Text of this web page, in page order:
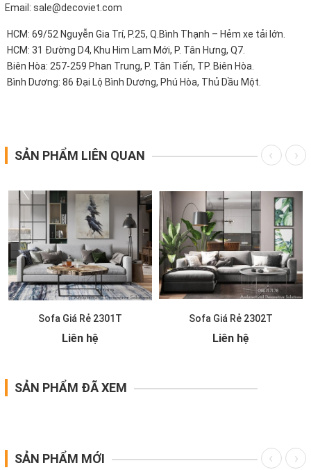
Email: sale@decoviet.com
HCM: 69/52 Nguyễn Gia Trí, P.25, Q.Bình Thạnh – Hẻm xe tải lớn.
HCM: 31 Đường D4, Khu Him Lam Mới, P. Tân Hưng, Q7.
Biên Hòa: 257-259 Phan Trung, P. Tân Tiến, TP. Biên Hòa.
Bình Dương: 86 Đại Lộ Bình Dương, Phú Hòa, Thủ Dầu Một.
SẢN PHẨM LIÊN QUAN
Sofa Giá Rẻ 2301T
Liên hệ
Sofa Giá Rẻ 2302T
Liên hệ
SẢN PHẨM ĐÃ XEM
SẢN PHẨM MỚI